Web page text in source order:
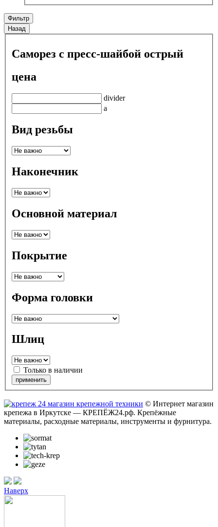
Фильтр
Назад
Саморез с пресс-шайбой острый
цена
divider
a
Вид резьбы
Наконечник
Основной материал
Покрытие
Форма головки
Шлиц
Только в наличии
© Интернет магазин
крепежа в Иркутске — КРЕПЁЖ24.рф. Крепёжные
материалы, расходные материалы, инструменты и фурнитура.
Наверх